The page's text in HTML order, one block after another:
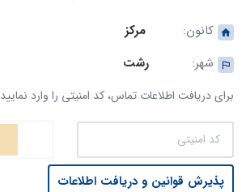
کانون:
مرکز
شهر:
رشت
برای دریافت اطلاعات تماس، کد امنیتی را وارد نمایید
پذیرش قوانین و دریافت اطلاعات